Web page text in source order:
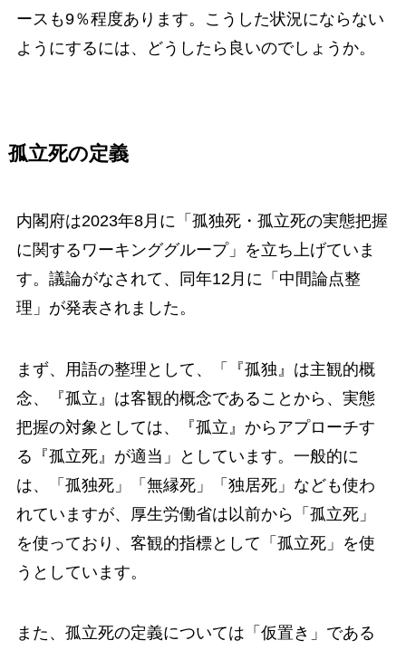
ースも9％程度あります。こうした状況にならない
ようにするには、どうしたら良いのでしょうか。
孤立死の定義
内閣府は2023年8月に「孤独死・孤立死の実態把握
に関するワーキンググループ」を立ち上げていま
す。議論がなされて、同年12月に「中間論点整
理」が発表されました。
まず、用語の整理として、「『孤独』は主観的概
念、『孤立』は客観的概念であることから、実態
把握の対象としては、『孤立』からアプローチす
る『孤立死』が適当」としています。一般的に
は、「孤独死」「無縁死」「独居死」なども使わ
れていますが、厚生労働省は以前から「孤立死」
を使っており、客観的指標として「孤立死」を使
うとしています。
また、孤立死の定義については「仮置き」である